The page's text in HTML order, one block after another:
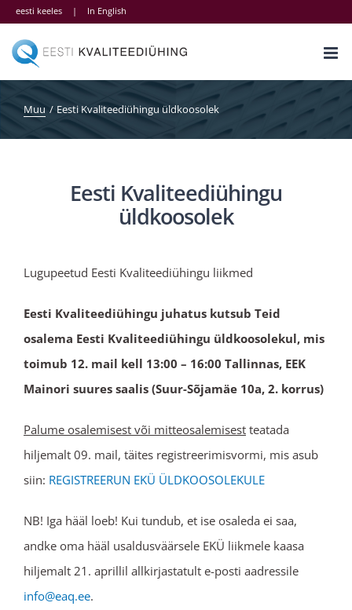
Skip
content
eesti keeles | In English
Muu Eesti Kvaliteediühingu üldkoosolek
Eesti Kvaliteediühingu
üldkoosolek
Lugupeetud Eesti Kvaliteediühingu liikmed
Eesti Kvaliteediühingu juhatus kutsub Teid
osalema Eesti Kvaliteediühingu üldkoosolekul, mis
toimub 12. mail kell 13:00 – 16:00 Tallinnas, EEK
Mainori suures saalis (Suur-Sõjamäe 10a, 2. korrus)
Palume osalemisest või mitteosalemisest teatada
hiljemalt 09. mail, täites registreerimisvormi, mis asub
siin: REGISTREERUN EKÜ ÜLDKOOSOLEKULE
NB! Iga hääl loeb! Kui tundub, et ise osaleda ei saa,
andke oma hääl usaldusväärsele EKÜ liikmele kaasa
hiljemalt 21. aprillil allkirjastatult e-posti aadressile
info@eaq.ee.